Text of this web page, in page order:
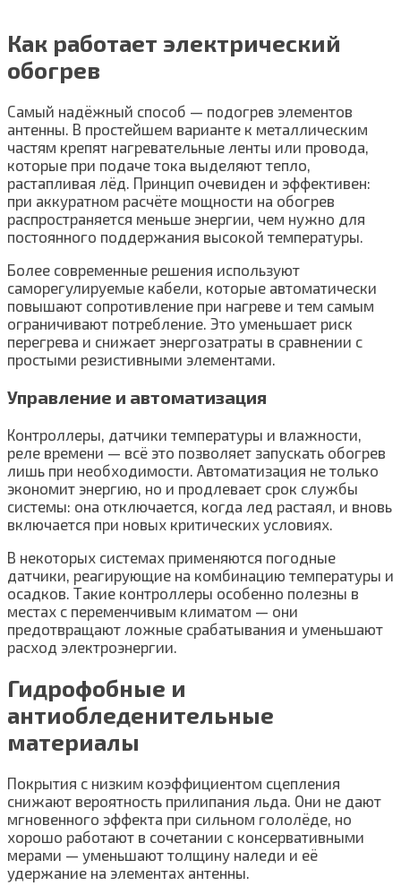
Как работает электрический
обогрев
Самый надёжный способ — подогрев элементов
антенны. В простейшем варианте к металлическим
частям крепят нагревательные ленты или провода,
которые при подаче тока выделяют тепло,
растапливая лёд. Принцип очевиден и эффективен:
при аккуратном расчёте мощности на обогрев
распространяется меньше энергии, чем нужно для
постоянного поддержания высокой температуры.
Более современные решения используют
саморегулируемые кабели, которые автоматически
повышают сопротивление при нагреве и тем самым
ограничивают потребление. Это уменьшает риск
перегрева и снижает энергозатраты в сравнении с
простыми резистивными элементами.
Управление и автоматизация
Контроллеры, датчики температуры и влажности,
реле времени — всё это позволяет запускать обогрев
лишь при необходимости. Автоматизация не только
экономит энергию, но и продлевает срок службы
системы: она отключается, когда лед растаял, и вновь
включается при новых критических условиях.
В некоторых системах применяются погодные
датчики, реагирующие на комбинацию температуры и
осадков. Такие контроллеры особенно полезны в
местах с переменчивым климатом — они
предотвращают ложные срабатывания и уменьшают
расход электроэнергии.
Гидрофобные и
антиобледенительные
материалы
Покрытия с низким коэффициентом сцепления
снижают вероятность прилипания льда. Они не дают
мгновенного эффекта при сильном гололёде, но
хорошо работают в сочетании с консервативными
мерами — уменьшают толщину наледи и её
удержание на элементах антенны.